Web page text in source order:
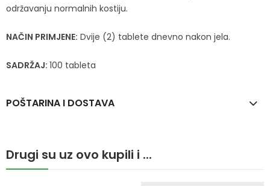
održavanju normalnih kostiju.
NAČIN PRIMJENE: Dvije (2) tablete dnevno nakon jela.
SADRŽAJ: 100 tableta
POŠTARINA I DOSTAVA
Drugi su uz ovo kupili i ...